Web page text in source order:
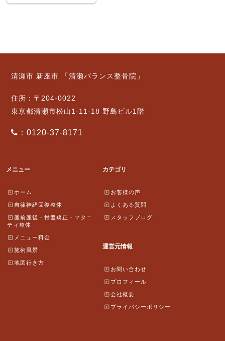
清瀬市 新座市 「清瀬バランス整骨院」
住所：〒204-0022
東京都清瀬市松山1-11-18 野島ビル1階
：0120-37-8171
メニュー
ホーム
自律神経回復整体
産前産後・骨盤矯正・マタニ
ティ整体
メニュー料金
施術風景
地図行き方
カテゴリ
お客様の声
よくある質問
スタッフブログ
運営元情報
お問い合わせ
プロフィール
会社概要
プライバシーポリシー